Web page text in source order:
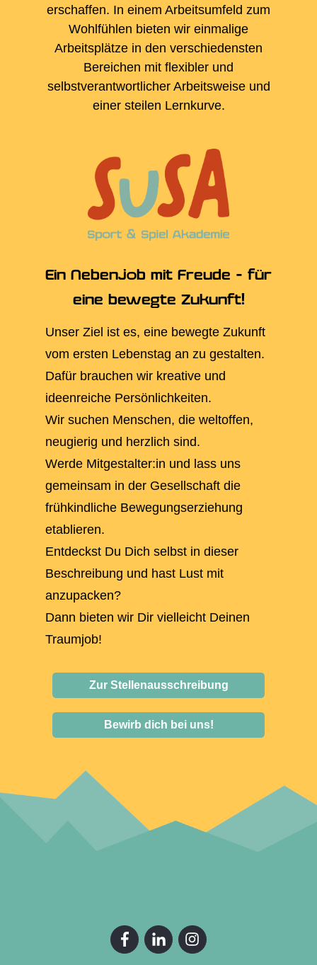
erschaffen. In einem Arbeitsumfeld zum
Wohlfühlen bieten wir einmalige
Arbeitsplätze in den verschiedensten
Bereichen mit flexibler und
selbstverantwortlicher Arbeitsweise und
einer steilen Lernkurve.
Ein Nebenjob mit Freude - für
eine bewegte Zukunft!
Unser Ziel ist es, eine bewegte Zukunft
vom ersten Lebenstag an zu gestalten.
Dafür brauchen wir kreative und
ideenreiche Persönlichkeiten.
Wir suchen Menschen, die weltoffen,
neugierig und herzlich sind.
Werde Mitgestalter:in und lass uns
gemeinsam in der Gesellschaft die
frühkindliche Bewegungserziehung
etablieren.
Entdeckst Du Dich selbst in dieser
Beschreibung und hast Lust mit
anzupacken?
Dann bieten wir Dir vielleicht Deinen
Traumjob!
Bewirb dich bei uns!
Zur Stellenausschreibung